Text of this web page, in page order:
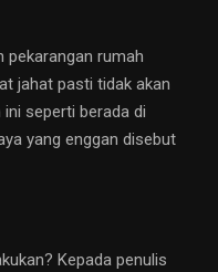
pekarangan rumah
jahat pasti tidak akan
seperti berada di
yang enggan disebut
Kepada penulis